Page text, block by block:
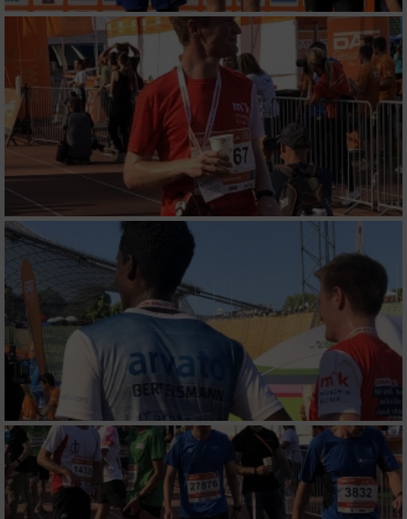
Partnerliste anzeigen (1 IAB-Anbieter)
Wir nutzen Ihre Daten für folgende Zwecke:
IAB-Verarbeitungszwecke:
Speichern von oder Zugriff auf Informationen
auf einem Endgerät
Verwendung reduzierter Daten zur Auswahl
von Werbeanzeigen
Erstellung von Profilen für personalisierte
Werbung
Verwendung von Profilen zur Auswahl
personalisierter Werbung
Erstellung von Profilen zur Personalisierung
von Inhalten
Verwendung von Profilen zur Auswahl
personalisierter Inhalte
Messung der Werbeleistung
Messung der Performance von Inhalten